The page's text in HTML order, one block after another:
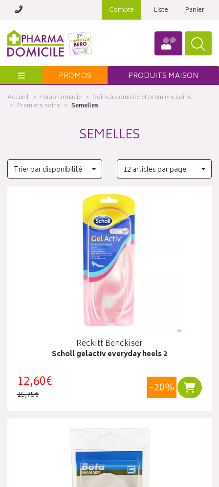
Compte Liste Panier
Menu PROMOS PRODUITS MAISON
Accueil Parapharmacie
Soins à domicile et premiers soins
Premiers soins
Semelles
SEMELLES
Trier par disponibilité 12 articles par page
Reckitt Benckiser
Scholl gelactiv everyday heels 2
12,60€
15,75€ -20%